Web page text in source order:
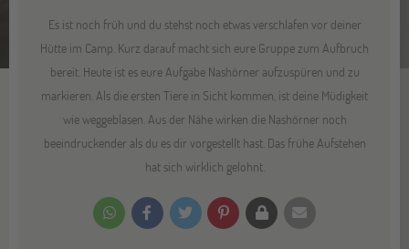
Es ist noch früh und du stehst noch etwas verschlafen vor deiner
Hütte im Camp. Kurz darauf macht sich eure Gruppe zum Aufbruch
bereit. Heute ist es eure Aufgabe Nashörner aufzuspüren und zu
markieren. Als die ersten Tiere in Sicht kommen, ist deine Müdigkeit
wie weggeblasen. Aus der Nähe wirken die Nashörner noch
beeindruckender als du es dir vorgestellt hast. Das frühe Aufstehen
hat sich wirklich gelohnt.